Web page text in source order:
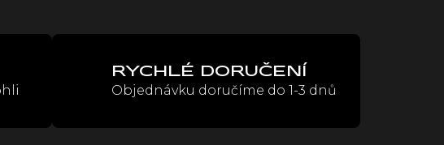
RYCHLÉ DORUČENÍ
Objednávku doručíme do 1-3 dnů